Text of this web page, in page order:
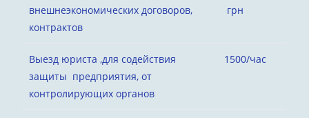
внешнеэкономических договоров,
контрактов
грн
Выезд юриста ,для содействия
защиты предприятия, от
контролирующих органов
1500/час